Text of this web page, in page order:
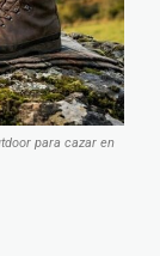
para cazar en